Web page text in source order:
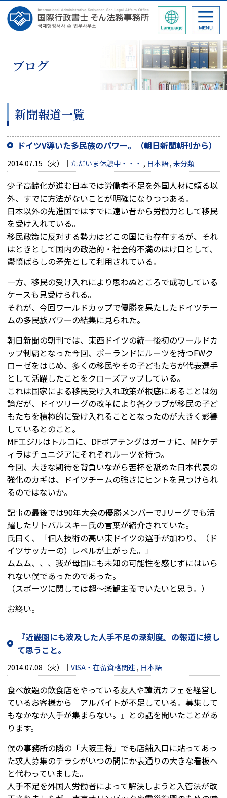
ブログ
新聞報道一覧
ドイツV導いた多民族のパワー。（朝日新聞朝刊から）
2014.07.15（火） ただいま休憩中・・・ , 日本語, 未分類
少子高齢化が進む日本では労働者不足を外国人材に頼る以
外、すでに方法がないことが明確になりつつある。
日本以外の先進国ではすでに遠い昔から労働力として移民
を受け入れている。
移民政策に反対する勢力はどこの国にも存在するが、それ
はときとして国内の政治的・社会的不満のはけ口として、
鬱憤ばらしの矛先として利用されている。
一方、移民の受け入れにより思わぬところで成功している
ケースも見受けられる。
それが、今回ワールドカップで優勝を果たしたドイツチー
ムの多民族パワーの結集に見られた。
朝日新聞の朝刊では、東西ドイツの統一後初のワールドカ
ップ制覇となった今回、ポーランドにルーツを持つFWク
ローゼをはじめ、多くの移民やその子どもたちが代表選手
として活躍したことをクローズアップしている。
これは国家による移民受け入れ政策が根底にあることは勿
論だが、ドイツリーグの改革により各クラブが移民の子ど
もたちを積極的に受け入れることとなったのが大きく影響
しているとのこと。
MFエジルはトルコに、DFボアテングはガーナに、MFケデ
ィラはチュニジアにそれぞれルーツを持つ。
今回、大きな期待を背負いながら苦杯を舐めた日本代表の
強化のカギは、ドイツチームの強さにヒントを見つけられ
るのではないか。
記事の最後では90年大会の優勝メンバーでJリーグでも活
躍したリトバルスキー氏の言葉が紹介されていた。
氏曰く、「個人技術の高い東ドイツの選手が加わり、（ド
イツサッカーの）レベルが上がった。」
ムムム、、、我が母国にも未知の可能性を感じずにはいら
れない僕であったのであった。
（スポーツに関しては超～楽観主義でいたいと思う。）
お終い。
『近畿圏にも波及した人手不足の深刻度』の報道に接し
て思うこと。
2014.07.08（火） VISA・在留資格関連 , 日本語
食べ放題の飲食店をやっている友人や韓流カフェを経営し
ているお客様から『アルバイトが不足している。募集して
もなかなか人手が集まらない。』との話を聞いたことがあ
ります。
僕の事務所の隣の「大阪王将」でも店舗入口に貼ってあっ
た求人募集のチラシがいつの間にか表通りの大きな看板へ
と代わっていました。
人手不足を外国人労働者によって解決しようと入管法が改